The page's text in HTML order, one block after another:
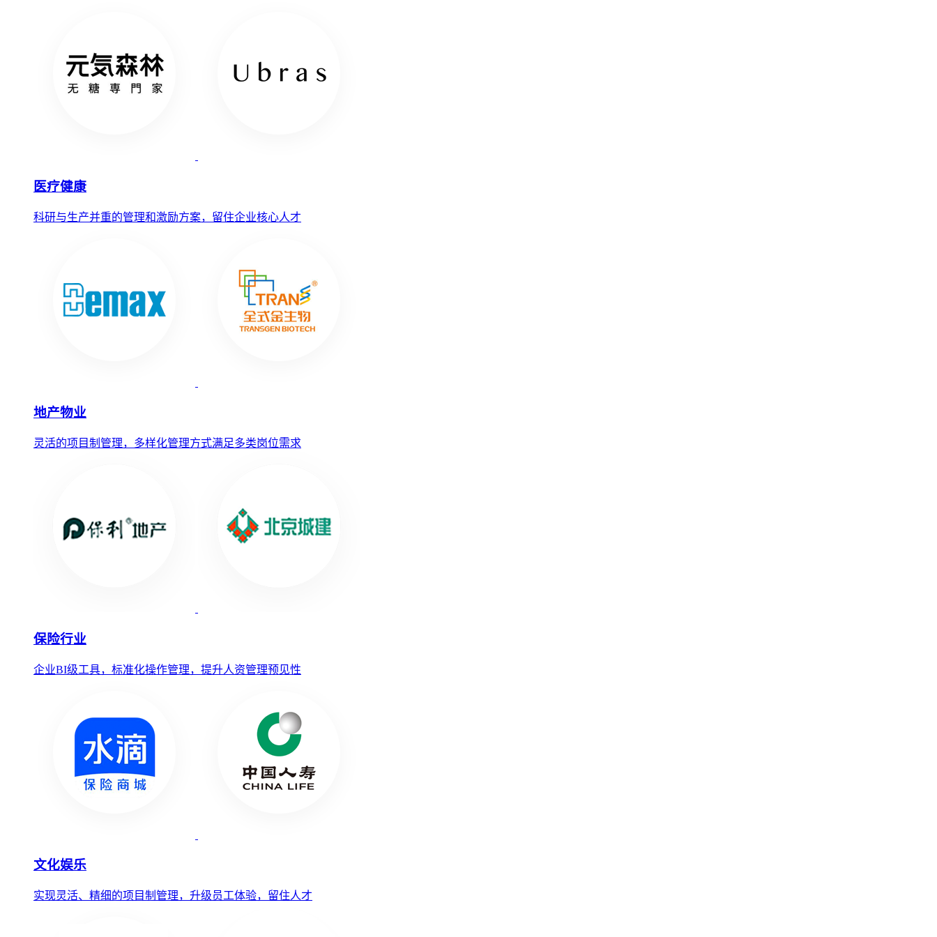
医疗健康
科研与生产并重的管理和激励方案，留住企业核心人才
地产物业
灵活的项目制管理，多样化管理方式满足多类岗位需求
保险行业
企业BI级工具，标准化操作管理，提升人资管理预见性
文化娱乐
实现灵活、精细的项目制管理，升级员工体验，留住人才